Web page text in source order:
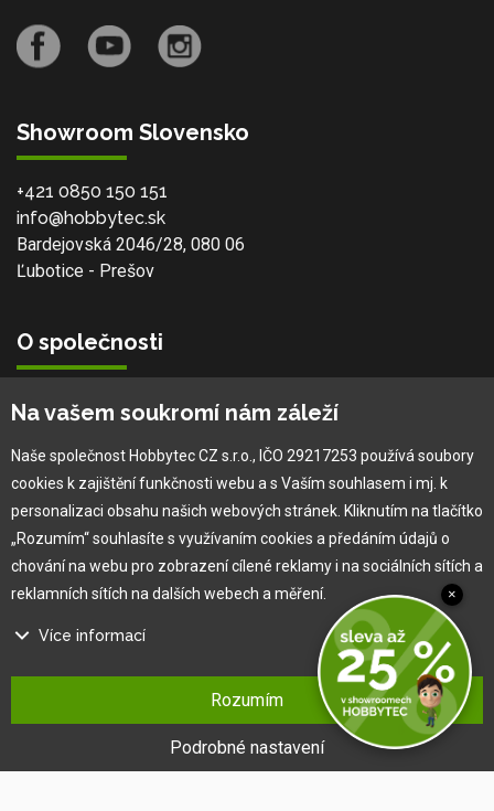
Showroom Slovensko
+421 0850 150 151
info@hobbytec.sk
Bardejovská 2046/28, 080 06
Ľubotice - Prešov
O společnosti
Vlastní výroba
Náš tým
O nás
Pro zákazníka
Obchodní podmínky
Jak na reklamaci
Na vašem soukromí nám záleží
Naše společnost Hobbytec CZ s.r.o., IČO 29217253 používá soubory
cookies k zajištění funkčnosti webu a s Vaším souhlasem i mj. k
personalizaci obsahu našich webových stránek. Kliknutím na tlačítko
„Rozumím“ souhlasíte s využívaním cookies a předáním údajů o
chování na webu pro zobrazení cílené reklamy i na sociálních sítích a
reklamních sítích na dalších webech a měření.
Více informací
Na našem webu používáme několik druhů kategorií cookies:
Ty jsou nezbytně nutné pro fungování webu a jeho funkcí, které se
rozhodnete využívat. Bez nich by náš web nefungoval, např. by nebylo
Rozumím
Podrobné nastavení
×